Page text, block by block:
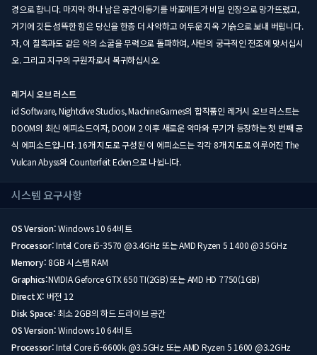
경으로 합니다. 마지막 하나 남은 공간이동기를 바포메트가 비밀 인장으로 망가뜨렸고,
거기에 깃든 섬뜩한 힘은 당신을 한층 더 사악하고 어두운 지옥 기슭으로 보내 버립니다.
자, 이 칠흑과도 같은 악의 소굴을 무력으로 돌파하여, 사탄의 궁극적인 전조에 맞서십시
오. 그리고 지구의 구원자로서 복귀하십시오.
레거시 오브 러스트
id Software, Nightdive Studios, MachineGames의 합작품인 레거시 오브 러스트는
DOOM의 최신 에피소드이자, DOOM 2 이후 새로운 악마와 무기가 등장하는 첫 번째 공
식 에피소드입니다. 16개 지도로 구성된 이 에피소드는 각각 8개 지도로 이루어진 The
Vulcan Abyss와 Counterfeit Eden으로 나뉩니다.
시스템 요구사항
OS Version:Windows 10 64비트
Processor:Intel Core i5-3570 @3.4GHz 또는 AMD Ryzen 5 1400 @3.5GHz
Memory: 8GB 시스템 RAM
Graphics:NVIDIA Geforce GTX 650 TI(2GB) 또는 AMD HD 7750(1GB)
Direct X: 버전 12
Disk Space: 최소 2GB의 하드 드라이브 공간
OS Version:Windows 10 64비트
Processor:Intel Core i5-6600k @3.5GHz 또는 AMD Ryzen 5 1600 @3.2GHz